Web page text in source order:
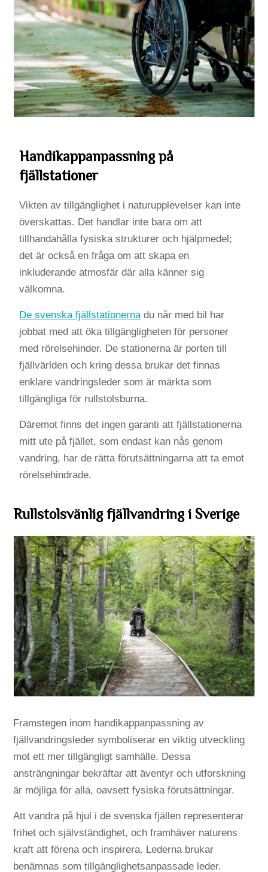
Handikappanpassning på
fjällstationer
Vikten av tillgänglighet i naturupplevelser kan inte
överskattas. Det handlar inte bara om att
tillhandahålla fysiska strukturer och hjälpmedel;
det är också en fråga om att skapa en
inkluderande atmosfär där alla känner sig
välkomna.
De svenska fjällstationerna du når med bil har
jobbat med att öka tillgängligheten för personer
med rörelsehinder. De stationerna är porten till
fjällvärlden och kring dessa brukar det finnas
enklare vandringsleder som är märkta som
tillgängliga för rullstolsburna.
Däremot finns det ingen garanti att fjällstationerna
mitt ute på fjället, som endast kan nås genom
vandring, har de rätta förutsättningarna att ta emot
rörelsehindrade.
Rullstolsvänlig fjällvandring i Sverige
Framstegen inom handikappanpassning av
fjällvandringsleder symboliserar en viktig utveckling
mot ett mer tillgängligt samhälle. Dessa
ansträngningar bekräftar att äventyr och utforskning
är möjliga för alla, oavsett fysiska förutsättningar.
Att vandra på hjul i de svenska fjällen representerar
frihet och självständighet, och framhäver naturens
kraft att förena och inspirera. Lederna brukar
benämnas som tillgänglighetsanpassade leder.